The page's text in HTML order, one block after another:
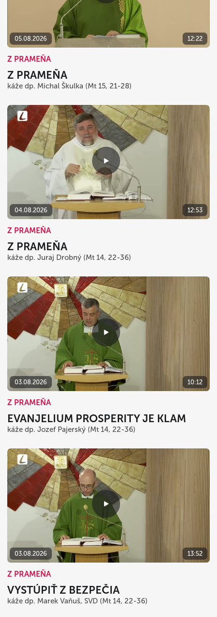
05.08.2026 12:22
Z PRAMEŇA
Z PRAMEŇA
káže dp. Michal Škulka (Mt 15, 21-28)
04.08.2026 12:53
Z PRAMEŇA
Z PRAMEŇA
káže dp. Juraj Drobný (Mt 14, 22-36)
03.08.2026 10:12
Z PRAMEŇA
EVANJELIUM PROSPERITY JE KLAM
káže dp. Jozef Pajerský (Mt 14, 22-36)
03.08.2026 13:52
Z PRAMEŇA
VYSTÚPIŤ Z BEZPEČIA
káže dp. Marek Vaňuš, SVD (Mt 14, 22-36)